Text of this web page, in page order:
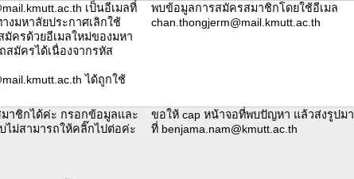
เป็นอีเมลที่
างมหาลัยประกาศเลิกใช้
มัครด้วยอีเมลใหม่ของมหา
สมัครได้เนื่องจากรหัส
ได้ถูกใช้
พบข้อมูลการสมัครสมาชิกโดยใช้อีเมล
chan.thongjerm@mail.kmutt.ac.th
าชิกได้ค่ะ กรอกข้อมูลและ
ไม่สามารถให้คลิ๊กไปต่อค่ะ
ขอให้ cap หน้าจอที่พบปัญหา แล้วส่งรูปมา
ที่ benjama.nam@kmutt.ac.th